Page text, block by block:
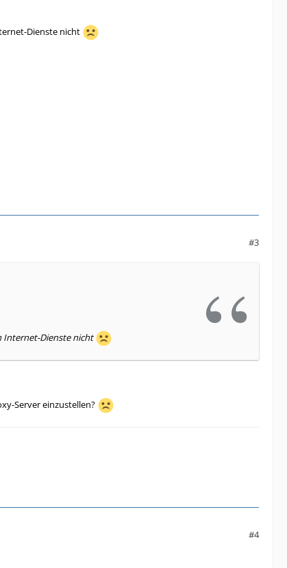
Dienste nicht
#3
Internet-Dienste nicht
Server einzustellen?
#4